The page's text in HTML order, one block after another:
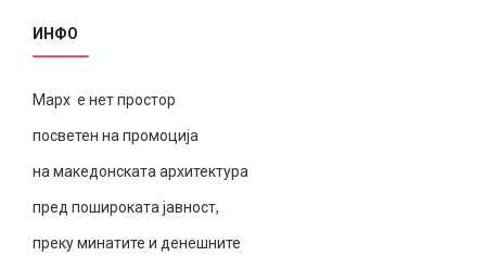
ИНФО
Марх е нет простор
посветен на промоција
на македонската архитектура
пред пошироката јавност,
преку минатите и денешните